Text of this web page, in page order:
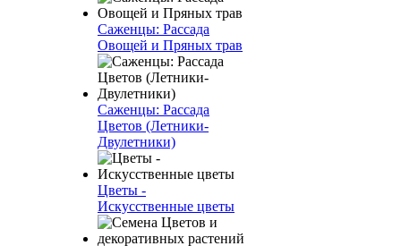
Саженцы: Рассада
Овощей и Пряных трав
Саженцы: Рассада
Цветов (Летники-
Двулетники)
Цветы -
Искусственные цветы